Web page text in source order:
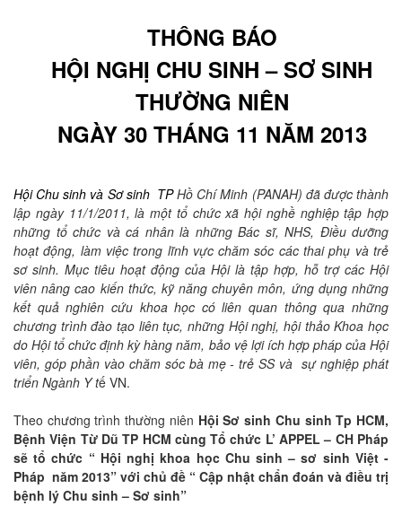
THÔNG BÁO
HỘI NGHỊ CHU SINH – SƠ SINH
THƯỜNG NIÊN
NGÀY 30 THÁNG 11 NĂM 2013
Hội Chu sinh và Sơ sinh TPHồ Chí Minh (PANAH) đã được thành
lập ngày 11/1/2011, là một tổ chức xã hội nghề nghiệp tập hợp
những tổ chức và cá nhân là những Bác sĩ, NHS, Điều dưỡng
hoạt động, làm việc trong lĩnh vực chăm sóc các thai phụ và trẻ
sơ sinh. Mục tiêu hoạt động của Hội là tập hợp, hỗ trợ các Hội
viên nâng cao kiến thức, kỹ năng chuyên môn, ứng dụng những
kết quả nghiên cứu khoa học có liên quan thông qua những
chương trình đào tạo liên tục, những Hội nghị, hội thảo Khoa học
do Hội tổ chức định kỳ hàng năm, bảo vệ lợi ích hợp pháp của Hội
viên, góp phần vào chăm sóc bà mẹ - trẻ SS và sự nghiệp phát
triển Ngành Y tế VN.
Theo chương trình thường niên Hội Sơ sinh Chu sinh Tp HCM,
Bệnh Viện Từ Dũ TP HCM cùng Tổ chức L’ APPEL – CH Pháp
sẽ tổ chức “ Hội nghị khoa học Chu sinh – sơ sinh Việt -
Pháp năm 2013” với chủ đề “ Cập nhật chẩn đoán và điều trị
bệnh lý Chu sinh – Sơ sinh”